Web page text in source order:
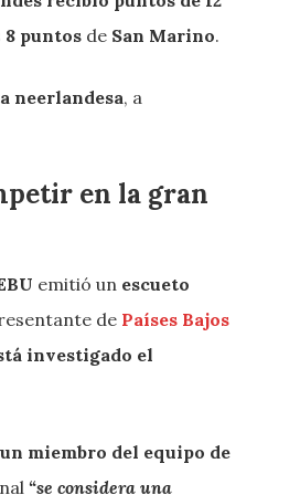
8 puntos de San Marino.
neerlandesa, a
en la gran
emitió un escueto
de Países Bajos
investigado el
miembro del equipo de
“se considera una